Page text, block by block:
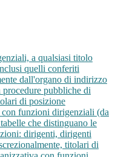
a qualsiasi titolo
quelli conferiti
dall'organo di indirizzo
procedure pubbliche di
di posizione
funzioni dirigenziali (da
che distinguano le
dirigenti, dirigenti
titolari di